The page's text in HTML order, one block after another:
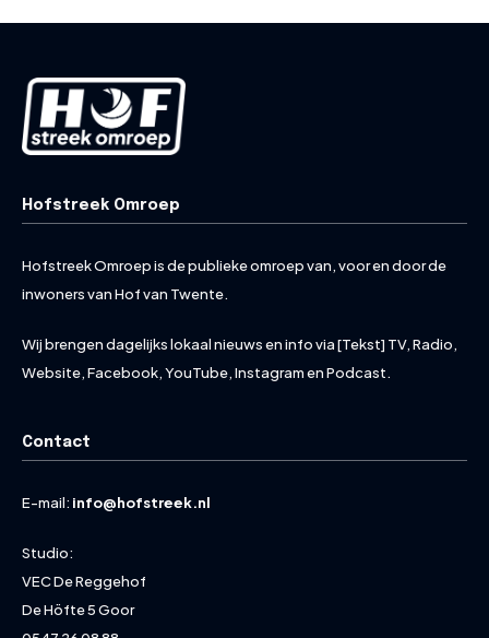
Hofstreek Omroep
Hofstreek Omroep is de publieke omroep van, voor en door de
inwoners van Hof van Twente.
Wij brengen dagelijks lokaal nieuws en info via [Tekst] TV, Radio,
Website, Facebook, YouTube, Instagram en Podcast.
Contact
E-mail: info@hofstreek.nl
Studio:
VEC De Reggehof
De Höfte 5 Goor